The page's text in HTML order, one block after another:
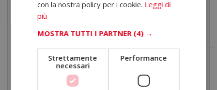
Flessibilità
con accesso
piattaforma
Orari più rigidi
Tutor personale e
accompagnamento
Supporto
con la nostra policy per i cookie. Leggi di
più
MOSTRA TUTTI I PARTNER (4) →
Strettamente
necessari
Performance